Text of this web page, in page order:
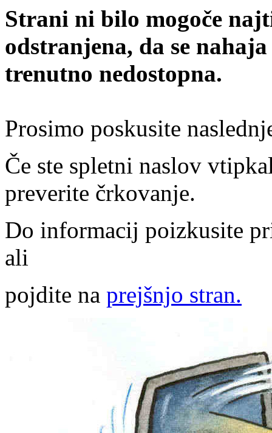
Strani ni bilo mogoče
odstranjena, da se
trenutno nedostopna.
Prosimo poskusite
Če ste spletni naslov
preverite črkovanje.
Do informacij poizkusite
ali
pojdite na prejšnjo stran.